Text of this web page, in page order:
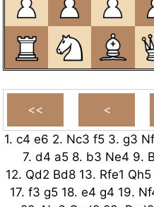
1. c4 e6 2. Nc3 f5 3. g3
7. d4 a5 8. b3 Ne4 9.
12. Qd2 Bd8 13. Rfe1 Qh5
17. f3 g5 18. e4 g4 19.